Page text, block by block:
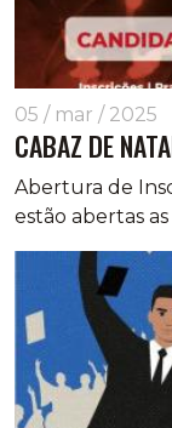
05 / mar / 2025
CABAZ DE
Abertura de
estão abertas as